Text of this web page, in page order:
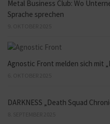
Metal Business Club: Wo
Sprache sprechen
Agnostic Front melden sich mit
DARKNESS „Death Squad